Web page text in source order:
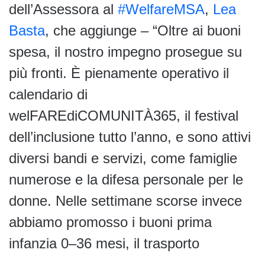
dell’Assessora al #WelfareMSA, Lea
Basta, che aggiunge – “Oltre ai buoni
spesa, il nostro impegno prosegue su
più fronti. È pienamente operativo il
calendario di
welFAREdiCOMUNITÀ365, il festival
dell’inclusione tutto l’anno, e sono attivi
diversi bandi e servizi, come famiglie
numerose e la difesa personale per le
donne. Nelle settimane scorse invece
abbiamo promosso i buoni prima
infanzia 0–36 mesi, il trasporto